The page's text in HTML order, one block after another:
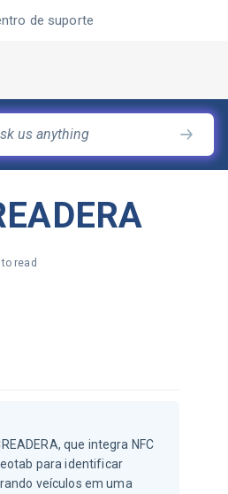
de suporte
read
que integra NFC
para identificar
veículos em uma